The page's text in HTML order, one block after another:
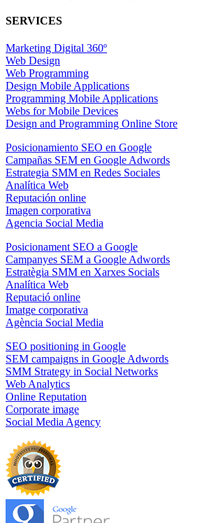
SERVICES
Marketing Digital 360º
Web Design
Web Programming
Design Mobile Applications
Programming Mobile Applications
Webs for Mobile Devices
Design and Programming Online Store
Posicionamiento SEO en Google
Campañas SEM en Google Adwords
Estrategia SMM en Redes Sociales
Analítica Web
Reputación online
Imagen corporativa
Agencia Social Media
Posicionament SEO a Google
Campanyes SEM a Google Adwords
Estratègia SMM en Xarxes Socials
Analítica Web
Reputació online
Imatge corporativa
Agència Social Media
SEO positioning in Google
SEM campaigns in Google Adwords
SMM Strategy in Social Networks
Web Analytics
Online Reputation
Corporate image
Social Media Agency